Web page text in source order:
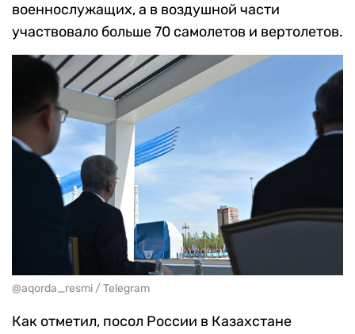
военнослужащих, а в воздушной части
участвовало больше 70 самолетов и вертолетов.
@aqorda_resmi / Telegram
Как отметил, посол России в Казахстане